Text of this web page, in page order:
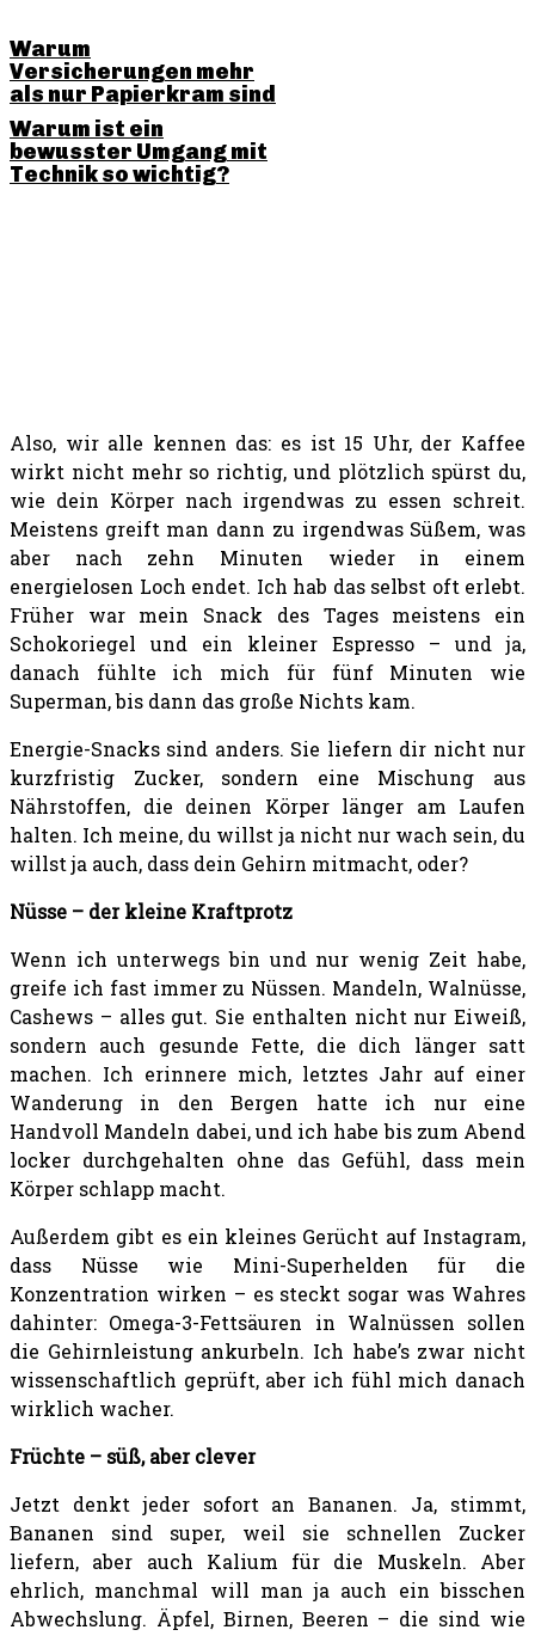
Also, wir alle kennen das: es ist 15 Uhr, der Kaffee
wirkt nicht mehr so richtig, und plötzlich spürst du,
wie dein Körper nach irgendwas zu essen schreit.
Meistens greift man dann zu irgendwas Süßem, was
aber nach zehn Minuten wieder in einem
energielosen Loch endet. Ich hab das selbst oft erlebt.
Früher war mein Snack des Tages meistens ein
Schokoriegel und ein kleiner Espresso – und ja,
danach fühlte ich mich für fünf Minuten wie
Superman, bis dann das große Nichts kam.
Energie-Snacks sind anders. Sie liefern dir nicht nur
kurzfristig Zucker, sondern eine Mischung aus
Nährstoffen, die deinen Körper länger am Laufen
halten. Ich meine, du willst ja nicht nur wach sein, du
willst ja auch, dass dein Gehirn mitmacht, oder?
Nüsse – der kleine Kraftprotz
Wenn ich unterwegs bin und nur wenig Zeit habe,
greife ich fast immer zu Nüssen. Mandeln, Walnüsse,
Cashews – alles gut. Sie enthalten nicht nur Eiweiß,
sondern auch gesunde Fette, die dich länger satt
machen. Ich erinnere mich, letztes Jahr auf einer
Wanderung in den Bergen hatte ich nur eine
Handvoll Mandeln dabei, und ich habe bis zum Abend
locker durchgehalten ohne das Gefühl, dass mein
Körper schlapp macht.
Außerdem gibt es ein kleines Gerücht auf Instagram,
dass Nüsse wie Mini-Superhelden für die
Konzentration wirken – es steckt sogar was Wahres
dahinter: Omega-3-Fettsäuren in Walnüssen sollen
die Gehirnleistung ankurbeln. Ich habe’s zwar nicht
wissenschaftlich geprüft, aber ich fühl mich danach
wirklich wacher.
Früchte – süß, aber clever
Jetzt denkt jeder sofort an Bananen. Ja, stimmt,
Bananen sind super, weil sie schnellen Zucker
liefern, aber auch Kalium für die Muskeln. Aber
ehrlich, manchmal will man ja auch ein bisschen
Abwechslung. Äpfel, Birnen, Beeren – die sind wie
Warum
Versicherungen mehr
als nur Papierkram sind
Warum ist ein
bewusster Umgang mit
Technik so wichtig?